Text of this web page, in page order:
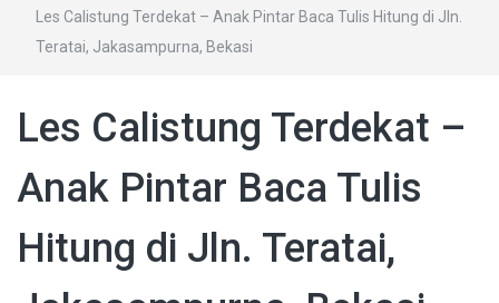
Les Calistung Terdekat – Anak Pintar Baca Tulis Hitung di Jln.
Teratai, Jakasampurna, Bekasi
Les Calistung Terdekat –
Anak Pintar Baca Tulis
Hitung di Jln. Teratai,